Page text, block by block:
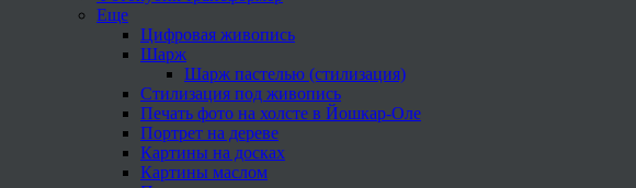
Еще
Цифровая живопись
Шарж
Шарж пастелью (стилизация)
Стилизация под живопись
Печать фото на холсте в Йошкар-Оле
Портрет на дереве
Картины на досках
Картины маслом